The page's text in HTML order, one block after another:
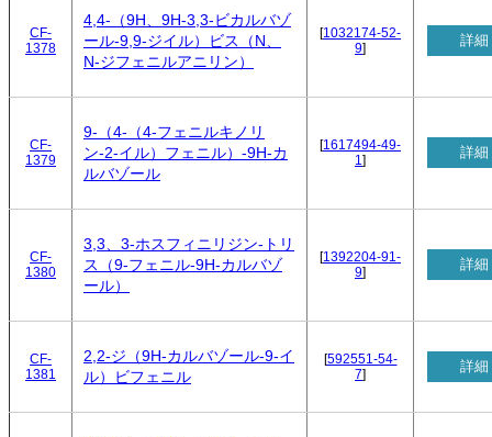
CF-
1378
4,4-（9H、9H-3,3-ビカルバゾ
ール-9,9-ジイル）ビス（N、
N-ジフェニルアニリン）
[1032174-52-
9] 詳細
CF-
1379
9-（4-（4-フェニルキノリ
ン-2-イル）フェニル）-9H-カ
ルバゾール
[1617494-49-
1] 詳細
CF-
1380
3,3、3-ホスフィニリジン-トリ
ス（9-フェニル-9H-カルバゾ
ール）
[1392204-91-
9] 詳細
CF-
1381
2,2-ジ（9H-カルバゾール-9-イ
ル）ビフェニル
[592551-54-
7] 詳細